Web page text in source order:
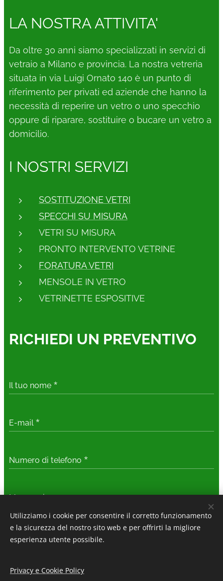
LA NOSTRA ATTIVITA'
Da oltre 30 anni siamo specializzati in servizi di
vetraio a Milano e provincia. La nostra vetreria
situata in via Luigi Ornato 140 è un punto di
riferimento per privati ed aziende che hanno la
necessità di reperire un vetro o uno specchio
oppure di riparare, sostituire o bucare un vetro a
domicilio.
I NOSTRI SERVIZI
SOSTITUZIONE VETRI
SPECCHI SU MISURA
VETRI SU MISURA
PRONTO INTERVENTO VETRINE
FORATURA VETRI
MENSOLE IN VETRO
VETRINETTE ESPOSITIVE
RICHIEDI UN PREVENTIVO
Il tuo nome
E-mail
Numero di telefono
Messaggio
Ho letto ed acconsento all'
informativa sulla
Utilizziamo i cookie per consentire il corretto funzionamento
e la sicurezza del nostro sito web e per offrirti la migliore
esperienza utente possibile.
Privacy e Cookie Policy